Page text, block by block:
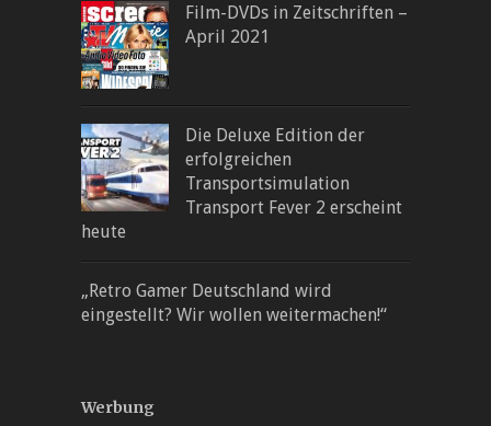
Film-DVDs in Zeitschriften –
April 2021
Die Deluxe Edition der
erfolgreichen
Transportsimulation
Transport Fever 2 erscheint
heute
„Retro Gamer Deutschland wird
eingestellt? Wir wollen weitermachen!“
Werbung